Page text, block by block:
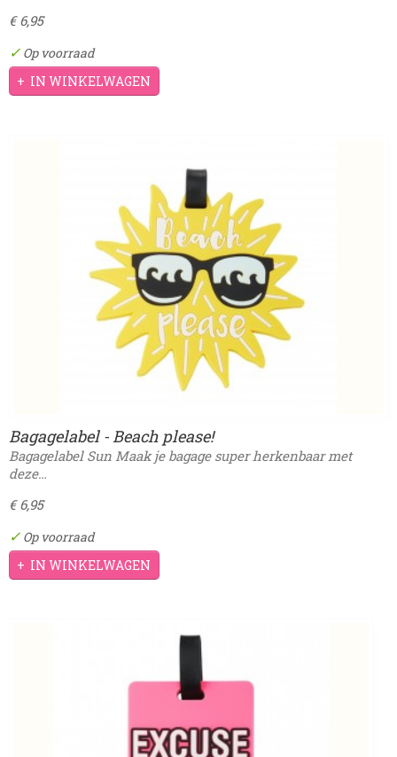
€ 6,95
✓ Op voorraad
IN WINKELWAGEN
Bagagelabel - Beach please!
Bagagelabel Sun Maak je bagage super herkenbaar met
deze…
€ 6,95
✓ Op voorraad
IN WINKELWAGEN